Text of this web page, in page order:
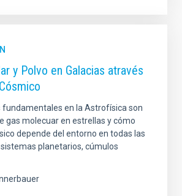
y Polvo en Galacias através
fundamentales en la Astrofísica son
gas molecuar en estrellas y cómo
depende del entorno en todas las
planetarios, cúmulos